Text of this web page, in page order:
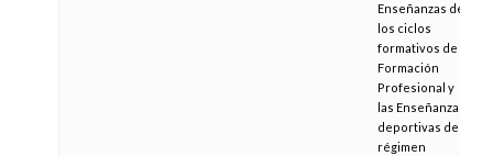
Enseñanzas de
los ciclos
formativos de
Formación
Profesional y
las Enseñanzas
deportivas de
régimen